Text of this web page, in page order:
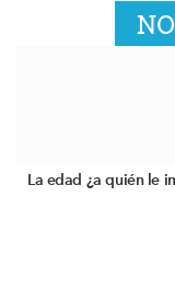
La edad ¿a quién le